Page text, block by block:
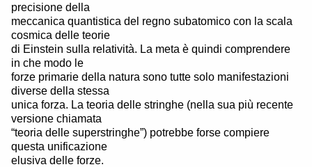
precisione della
meccanica quantistica del regno subatomico con la scala
cosmica delle teorie
di Einstein sulla relatività. La meta è quindi comprendere
in che modo le
forze primarie della natura sono tutte solo manifestazioni
diverse della stessa
unica forza. La teoria delle stringhe (nella sua più recente
versione chiamata
“teoria delle superstringhe”) potrebbe forse compiere
questa unificazione
elusiva delle forze.